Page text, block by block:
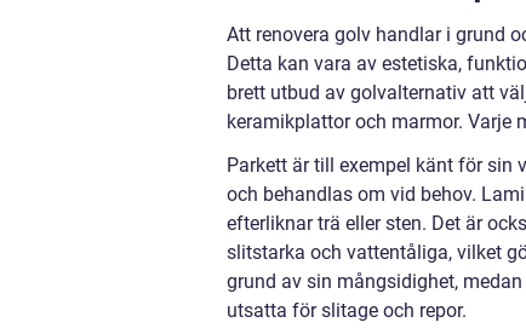
Att renovera golv handlar i grund
Detta kan vara av estetiska,
brett utbud av golvalternativ att
keramikplattor och marmor. Varje
Parkett är till exempel känt för sin
och behandlas om vid behov.
efterliknar trä eller sten. Det är
slitstarka och vattentåliga, vilket
grund av sin mångsidighet,
utsatta för slitage och repor.